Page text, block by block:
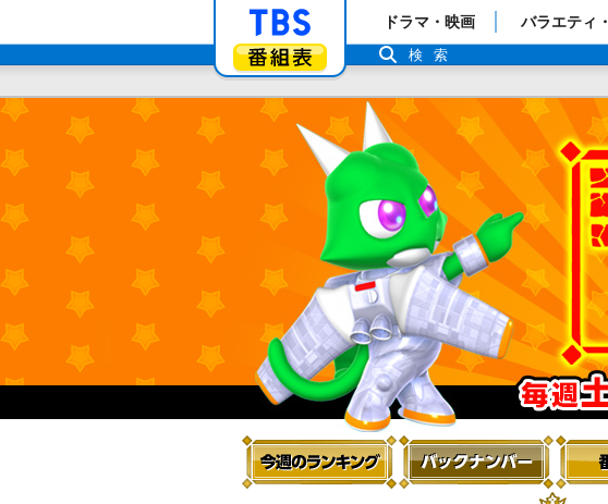
「TBSテレビ」トップページ
番組表
ドラマ・映画 バラエティ
検索